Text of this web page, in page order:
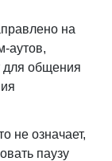
на
аутов,
для общения
не означает,
паузу